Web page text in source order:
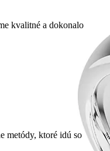
kvalitné a dokonalo
metódy, ktoré idú so